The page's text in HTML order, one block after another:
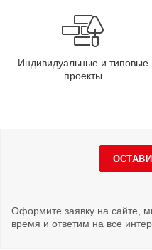
Индивидуальные и типовые
проекты
Оформите заявку на сайте,
время и ответим на все